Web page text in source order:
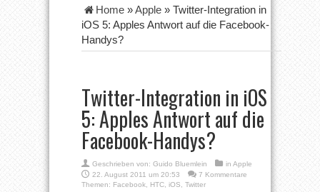
Home »Apple » Twitter-Integration in
iOS 5: Apples Antwort auf die Facebook-
Handys?
Twitter-Integration in iOS
5: Apples Antwort auf die
Facebook-Handys?
Geschrieben von: Guido Bluemlein in Apple
22. August 2011 um 20:53
7 Kommentare
Themen: Facebook HTC iOS Twitter